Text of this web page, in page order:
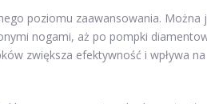
poziomu zaawansowania. Można
nogami, aż po pompki
zwiększa efektywność i wpływa na